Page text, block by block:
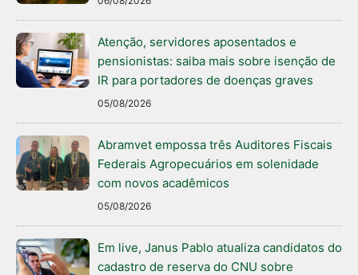
Atenção, servidores aposentados e
pensionistas: saiba mais sobre isenção de
IR para portadores de doenças graves
05/08/2026
Abramvet empossa três Auditores Fiscais
Federais Agropecuários em solenidade
com novos acadêmicos
05/08/2026
Em live, Janus Pablo atualiza candidatos do
cadastro de reserva do CNU sobre